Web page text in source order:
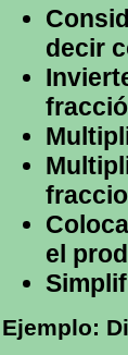
decir
el
Ejemplo: